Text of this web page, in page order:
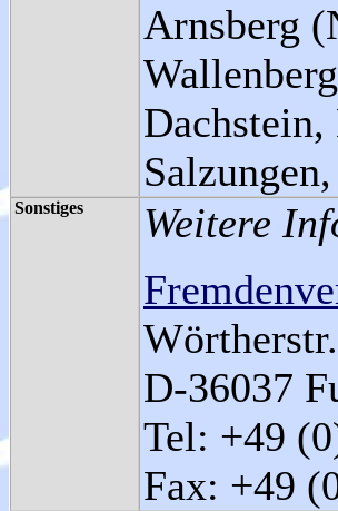
Arnsberg
Dachstein,
Sonstiges
Weitere
D-36037
Tel: +49
Fax: +49